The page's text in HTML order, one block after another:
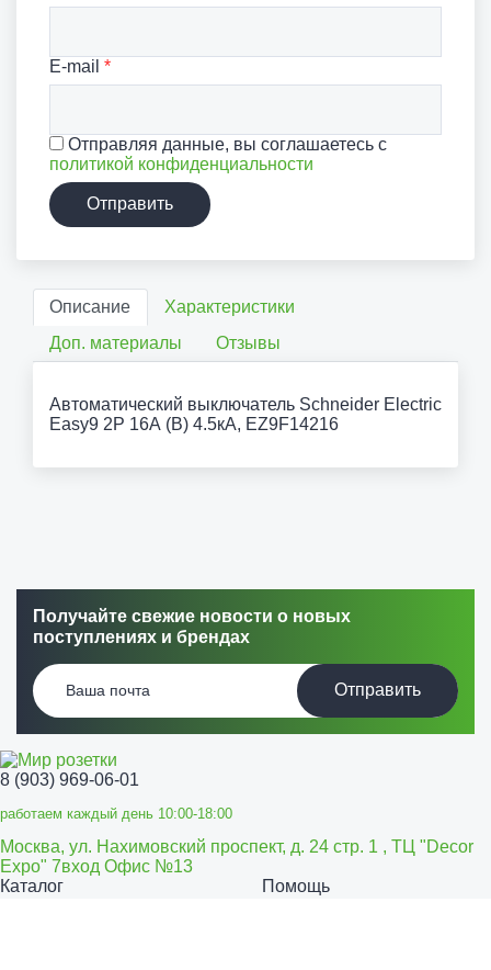
E-mail *
Отправляя данные, вы соглашаетесь с
политикой конфиденциальности
Отправить
Описание
Характеристики
Доп. материалы
Отзывы
Автоматический выключатель Schneider Electric
Easy9 2P 16А (B) 4.5кА, EZ9F14216
Получайте свежие новости о новых
поступлениях и брендах
Отправить
8 (903) 969-06-01
работаем каждый день 10:00-18:00
Москва, ул. Нахимовский проспект, д. 24 стр. 1 , ТЦ "Decor
Expo" 7вход Офис №13
Каталог
Помощь